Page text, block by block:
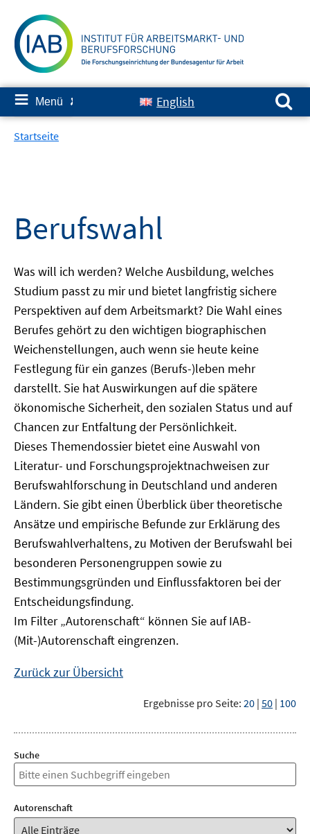
zum
Inhalt
≡ Menü ✘ English
Suchen nach:
Startseite
Berufswahl
Was will ich werden? Welche Ausbildung, welches
Studium passt zu mir und bietet langfristig sichere
Perspektiven auf dem Arbeitsmarkt? Die Wahl eines
Berufes gehört zu den wichtigen biographischen
Weichenstellungen, auch wenn sie heute keine
Festlegung für ein ganzes (Berufs-)leben mehr
darstellt. Sie hat Auswirkungen auf die spätere
ökonomische Sicherheit, den sozialen Status und auf
Chancen zur Entfaltung der Persönlichkeit.
Dieses Themendossier bietet eine Auswahl von
Literatur- und Forschungsprojektnachweisen zur
Berufswahlforschung in Deutschland und anderen
Ländern. Sie gibt einen Überblick über theoretische
Ansätze und empirische Befunde zur Erklärung des
Berufswahlverhaltens, zu Motiven der Berufswahl bei
besonderen Personengruppen sowie zu
Bestimmungsgründen und Einflussfaktoren bei der
Entscheidungsfindung.
Im Filter „Autorenschaft“ können Sie auf IAB-
(Mit-)Autorenschaft eingrenzen.
Zurück zur Übersicht
Ergebnisse pro Seite: 20 | 50 | 100
Suche
Autorenschaft